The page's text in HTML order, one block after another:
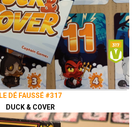
LE DÉ FAUSSÉ #317
DUCK & COVER